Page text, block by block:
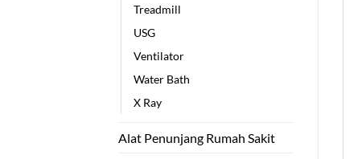
Treadmill
USG
Ventilator
Water Bath
X Ray
Alat Penunjang Rumah Sakit